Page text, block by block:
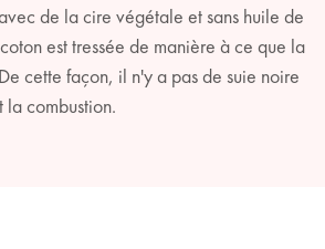
de la cire végétale et sans huile de
est tressée de manière à ce que la
cette façon, il n'y a pas de suie noire
combustion.